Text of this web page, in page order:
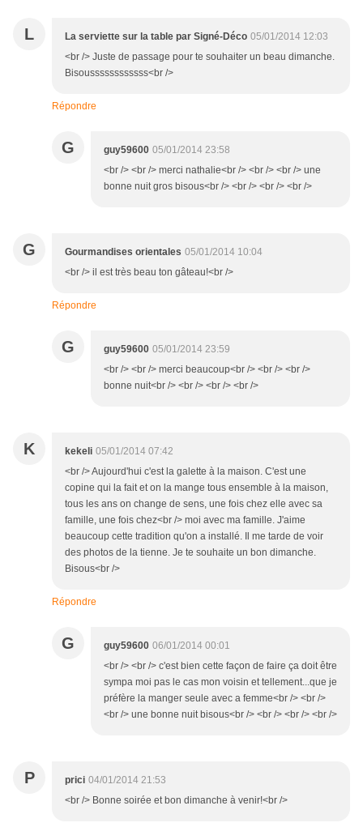
L La serviette sur la table par Signé-Déco 05/01/2014 12:03
<br /> Juste de passage pour te souhaiter un beau dimanche.
Bisoussssssssssss<br />
Répondre
G guy59600 05/01/2014 23:58
<br /> <br /> merci nathalie<br /> <br /> <br /> une
bonne nuit gros bisous<br /> <br /> <br /> <br />
G Gourmandises orientales 05/01/2014 10:04
<br /> il est très beau ton gâteau!<br />
Répondre
G guy59600 05/01/2014 23:59
<br /> <br /> merci beaucoup<br /> <br /> <br />
bonne nuit<br /> <br /> <br /> <br />
K kekeli 05/01/2014 07:42
<br /> Aujourd'hui c'est la galette à la maison. C'est une
copine qui la fait et on la mange tous ensemble à la maison,
tous les ans on change de sens, une fois chez elle avec sa
famille, une fois chez<br /> moi avec ma famille. J'aime
beaucoup cette tradition qu'on a installé. Il me tarde de voir
des photos de la tienne. Je te souhaite un bon dimanche.
Bisous<br />
Répondre
G guy59600 06/01/2014 00:01
<br /> <br /> c'est bien cette façon de faire ça doit être
sympa moi pas le cas mon voisin et tellement...que je
préfère la manger seule avec a femme<br /> <br />
<br /> une bonne nuit bisous<br /> <br /> <br /> <br />
P prici 04/01/2014 21:53
<br /> Bonne soirée et bon dimanche à venir!<br />